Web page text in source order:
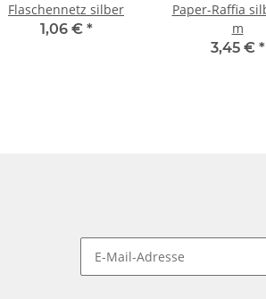
Flaschennetz silber
1,06 € *
Paper-Raffia
m
3,45 € *